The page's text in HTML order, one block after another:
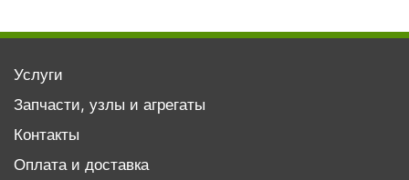
Услуги
Запчасти, узлы и агрегаты
Контакты
Оплата и доставка